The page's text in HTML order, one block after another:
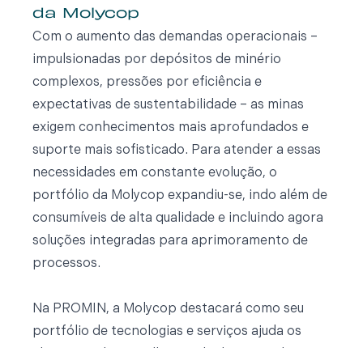
da Molycop
Com o aumento das demandas operacionais –
impulsionadas por depósitos de minério
complexos, pressões por eficiência e
expectativas de sustentabilidade – as minas
exigem conhecimentos mais aprofundados e
suporte mais sofisticado. Para atender a essas
necessidades em constante evolução, o
portfólio da Molycop expandiu-se, indo além de
consumíveis de alta qualidade e incluindo agora
soluções integradas para aprimoramento de
processos.
Na PROMIN, a Molycop destacará como seu
portfólio de tecnologias e serviços ajuda os